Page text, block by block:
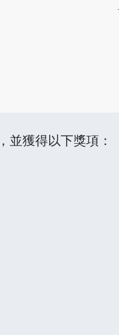
並獲得以下獎項：